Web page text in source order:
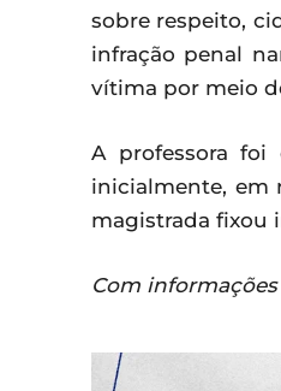
sobre respeito,
infração penal
vítima por meio
A professora
inicialmente, em
magistrada fixou
Com